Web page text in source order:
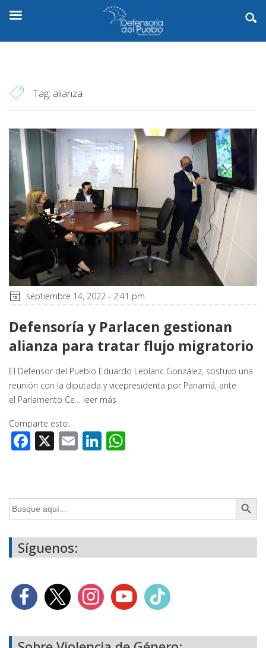
Tag: alianza
septiembre 14, 2022 - 2:41 pm
Defensoría y Parlacen gestionan
alianza para tratar flujo migratorio
El Defensor del Pueblo Eduardo Leblanc González, sostuvo una
reunión con la diputada y vicepresidenta por Panamá, ante
el Parlamento Ce… leer más
Comparte esto:
Facebook
X EmailLinkedIn
Buscar: Botón de
Síguenos: